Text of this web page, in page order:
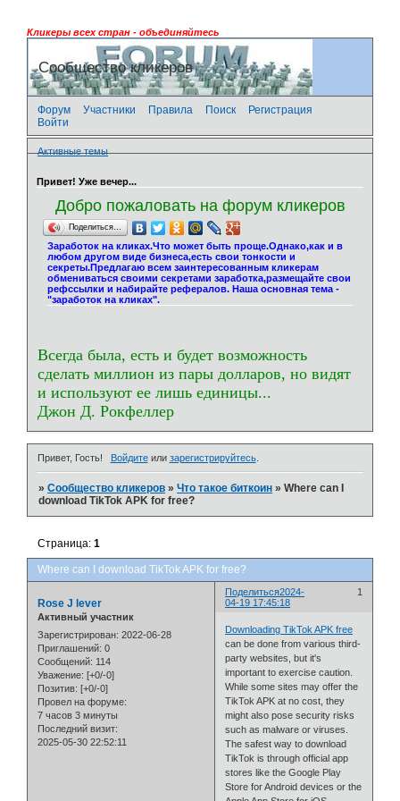
Кликеры всех стран - объединяйтесь
Сообщество кликеров
Форум Участники Правила Поиск
Регистрация
Войти
Активные темы
Привет! Уже вечер...
Добро пожаловать на форум кликеров
Поделиться…
Заработок на кликах.Что может быть проще.Однако,как и в
любом другом виде бизнеса,есть свои тонкости и
секреты.Предлагаю всем заинтересованным кликерам
обмениваться своими секретами заработка,размещайте свои
рефссылки и набирайте рефералов. Наша основная тема -
"заработок на кликах".
Всегда была, есть и будет возможность
сделать миллион из пары долларов, но видят
и используют ее лишь единицы...
Джон Д. Рокфеллер
Привет, Гость! Войдитеили зарегистрируйтесь.
»Сообщество кликеров »Что такое биткоин »Where can I
download TikTok APK for free?
Where can I download TikTok APK for free?
Страница:1
Поделиться 1
2024-
04-19 17:45:18
Rose J lever
Активный участник
Зарегистрирован: 2022-06-28
Приглашений: 0
Сообщений: 114
Уважение: [+0/-0]
Позитив: [+0/-0]
Провел на форуме:
7 часов 3 минуты
Последний визит:
2025-05-30 22:52:11
Downloading TikTok APK free
can be done from various third-
party websites, but it's
important to exercise caution.
While some sites may offer the
TikTok APK at no cost, they
might also pose security risks
such as malware or viruses.
The safest way to download
TikTok is through official app
stores like the Google Play
Store for Android devices or the